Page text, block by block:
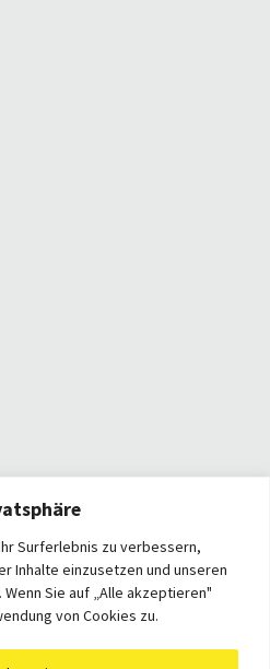
Surferlebnis zu verbessern,
Inhalte einzusetzen und unseren
Sie auf „Alle akzeptieren"
von Cookies zu.